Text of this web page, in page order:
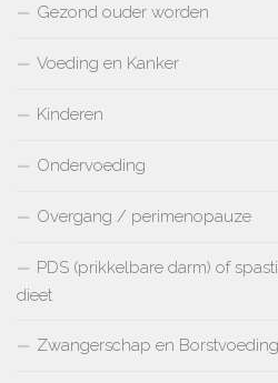
Gezond ouder worden
Voeding en Kanker
Kinderen
Ondervoeding
Overgang / perimenopauze
PDS (prikkelbare darm) of
dieet
Zwangerschap en Borstvoeding